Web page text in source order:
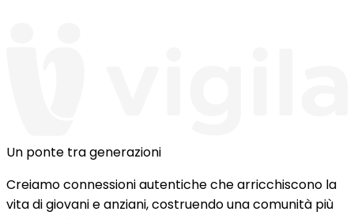
Un ponte tra generazioni
Creiamo connessioni autentiche che arricchiscono la
vita di giovani e anziani, costruendo una comunità più